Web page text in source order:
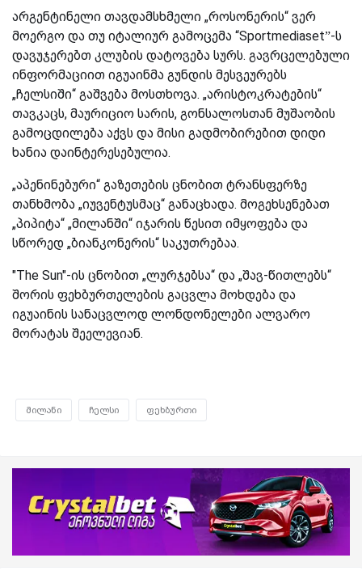
არგენტინელი თავდამსხმელი „როსონერის“ ვერ
მოერგო და თუ იტალიურ გამოცემა “Sportmediaset”-ს
დავუჯერებთ კლუბის დატოვება სურს. გავრცელებული
ინფორმაციით იგუაინმა გუნდის მესვეურებს
„ჩელსიში“ გაშვება მოსთხოვა. „არისტოკრატების“
თავკაცს, მაურიციო სარის, გონსალოსთან მუშაობის
გამოცდილება აქვს და მისი გადმობირებით დიდი
ხანია დაინტერესებულია.
„აპენინებური“ გაზეთების ცნობით ტრანსფერზე
თანხმობა „იუვენტუსმაც“ განაცხადა. მოგეხსენებათ
„პიპიტა“ „მილანში“ იჯარის წესით იმყოფება და
სწორედ „ბიანკონერის“ საკუთრებაა.
"The Sun"-ის ცნობით „ლურჯებსა“ და „შავ-წითლებს“
შორის ფეხბურთელების გაცვლა მოხდება და
იგუაინის სანაცვლოდ ლონდონელები ალვარო
მორატას შეელევიან.
მილანი ჩელსი ფეხბურთი